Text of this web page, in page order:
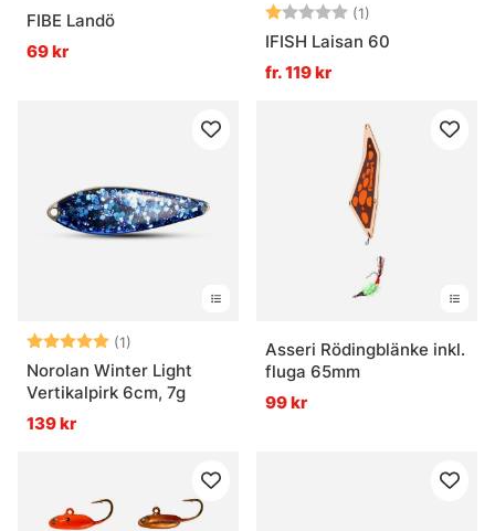
FIBE Landö
69 kr
Betyg: (1)
IFISH Laisan 60
fr. 119 kr
Betyg: (1)
5.0 utav 5 stjärnor
Norolan Winter Light
Vertikalpirk 6cm, 7g
139 kr
Asseri Rödingblänke inkl.
fluga 65mm
99 kr